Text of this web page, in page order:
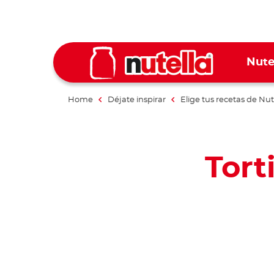
Home Déjate inspirar Elige tus recetas de